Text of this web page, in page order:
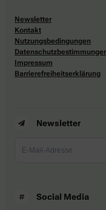
Newsletter
Kontakt
Nutzungsbedingungen
Impressum
Barrierefreiheitserklärung
Newsletter
Social Media